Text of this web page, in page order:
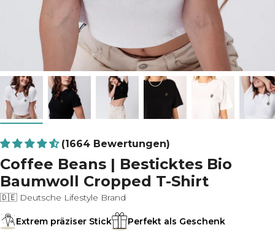
(1664 Bewertungen)
Coffee Beans | Besticktes Bio
Baumwoll Cropped T-Shirt
🇩🇪 Deutsche Lifestyle Brand
Extrem präziser Stick Perfekt als Geschenk